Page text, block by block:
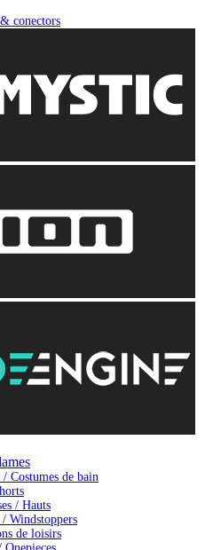
conectors
Costumes de bain
/ Hauts
/ Windstoppers
de loisirs